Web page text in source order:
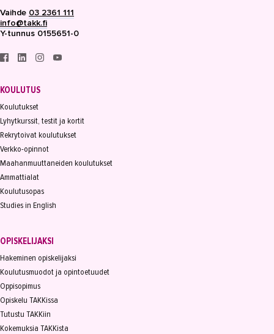
Vaihde 03 2361 111
info@takk.fi
Y-tunnus 0155651-0
KOULUTUS
Koulutukset
Lyhytkurssit, testit ja kortit
Rekrytoivat koulutukset
Verkko-opinnot
Maahanmuuttaneiden koulutukset
Ammattialat
Koulutusopas
Studies in English
OPISKELIJAKSI
Hakeminen opiskelijaksi
Koulutusmuodot ja opintoetuudet
Oppisopimus
Opiskelu TAKKissa
Tutustu TAKKiin
Kokemuksia TAKKista